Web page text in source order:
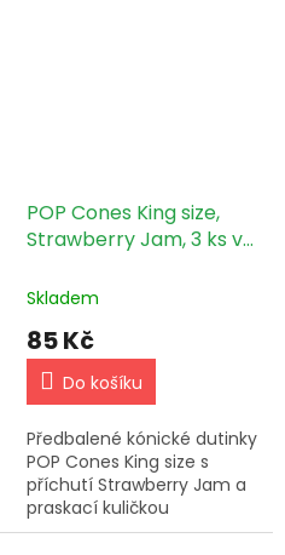
POP Cones King size,
Strawberry Jam, 3 ks v
Skladem
85 Kč
Do košíku
Předbalené kónické dutinky
POP Cones King size s
příchutí Strawberry Jam a
praskací kuličkou
naplněnou 100% ovocnými